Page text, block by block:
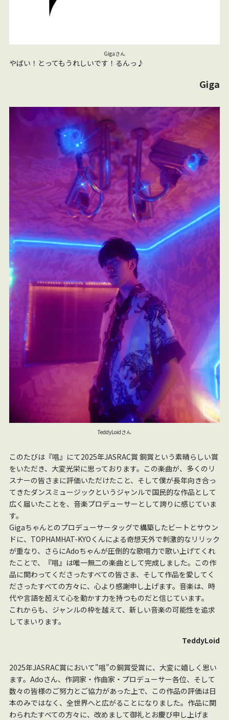
Gigaさん
やばい！とってもうれしいです！るんっ♪
Giga
TeddyLoidさん
このたびは『唱』にて2025年JASRAC賞 銅賞という素晴らしい賞
をいただき、大変光栄に思っております。この楽曲が、多くのリ
スナーの皆さまに評価いただけたこと、そして僕が長年向き合っ
てきたダンスミュージックというジャンルで国民的な作品として
広く届いたことを、音楽プロデューサーとして誇りに感じていま
す。
Gigaちゃんとのプロデューサータッグで構築したビートとサウン
ドに、TOPHAMHAT-KYOくんによる奇想天外で刺激的なリリック
が重なり、さらにAdoちゃんが圧倒的な歌唱力で歌い上げてくれ
たことで、『唱』は唯一無二の楽曲として完成しました。この作
品に関わってくださったすべての皆さま、そして作品を愛してく
ださったすべての方々に、心より感謝申し上げます。音楽は、時
代や言語を超えて心を動かす力を持つものだと信じています。
これからも、ジャンルの枠を越えて、新しい音楽の可能性を追求
してまいります。
TeddyLoid
2025年JASRAC賞において"唱"の銅賞受賞に、大変に嬉しく思い
ます。Adoさん、作詞家・作曲家・プロデューサー各位、そして
数々の皆様のご努力とご協力があった上で、この作品の評価は日
本のみではなく、全世界へと広がることになりました。作品に関
わられたすべての方々に、改めまして御礼とお慶び申し上げま